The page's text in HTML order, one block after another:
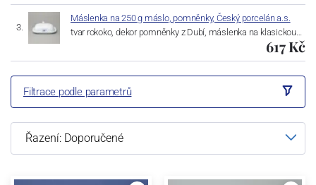
Máslenka na 250 g máslo, pomněnky, Český porcelán a.s.
tvar rokoko, dekor pomněnky z Dubí, máslenka na klasickou…
617 Kč
Filtrace podle parametrů